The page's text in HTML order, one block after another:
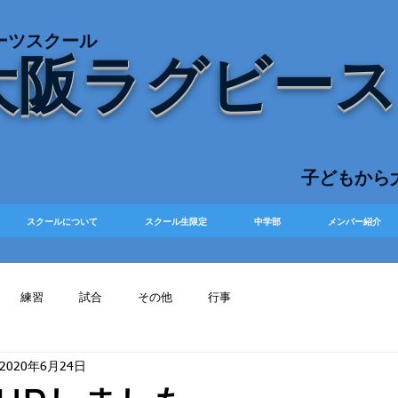
阪ラグビー
ツスクール
子どもから
スクールについて スクール生限定 中学部 メンバー紹介
練習 試合 その他 行事
2020年6月24日